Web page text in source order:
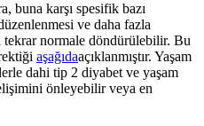
buna karşı spesifik bazı
ve daha fazla
normale döndürülebilir. Bu
aşağıdaaçıklanmıştır. Yaşam
dahi tip 2 diyabet ve yaşam
önleyebilir veya en